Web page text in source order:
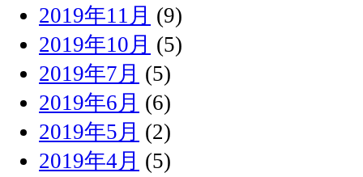
2019年11月 (9)
2019年10月 (5)
2019年7月 (5)
2019年6月 (6)
2019年5月 (2)
2019年4月 (5)